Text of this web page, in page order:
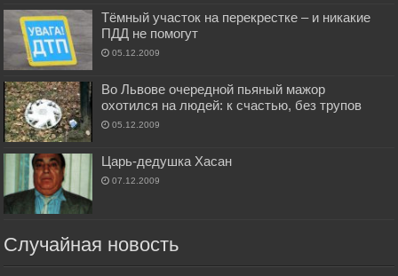
Тёмный участок на перекрестке – и никакие
ПДД не помогут
05.12.2009
Во Львове очередной пьяный мажор
охотился на людей: к счастью, без трупов
05.12.2009
Царь-дедушка Хасан
07.12.2009
Случайная новость